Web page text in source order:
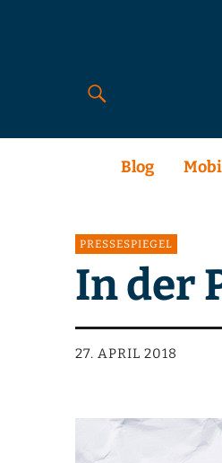
Blog
PRESSESPIEGEL
In der
27. APRIL 2018